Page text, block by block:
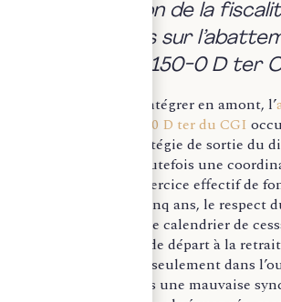
b. L’optimisation de la
cession : focus sur
dirigeant (art. 150-0 D ter
Parmi les leviers à intégrer en amont, l’
prévu à l’article 150-0 D ter du CGI
centrale dans la stratégie de sortie du
bénéfice suppose toutefois une
entre la cession, l’exercice effectif de
direction pendant cinq ans, le respect
détention requis et le calendrier de
fonctions ainsi que de départ à la
risque ne réside pas seulement dans
condition, mais dans une mauvaise